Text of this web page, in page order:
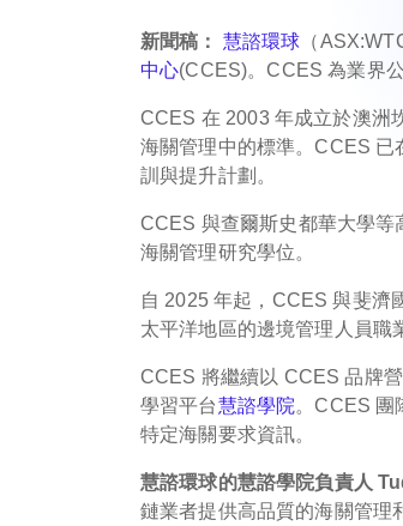
新聞稿： 慧諮環球 （
中心(CCES)。CCES 為業界
CCES 在 2003 年成立於澳洲
海關管理中的標準。CCES 已
訓與提升計劃。
CCES 與查爾斯史都華大學等
海關管理研究學位。
自 2025 年起，CCES 與斐濟
太平洋地區的邊境管理人員職
CCES 將繼續以 CCES 品牌
學習平台慧諮學院。CCES 團
特定海關要求資訊。
慧諮環球的慧諮學院負責人
鏈業者提供高品質的海關管理